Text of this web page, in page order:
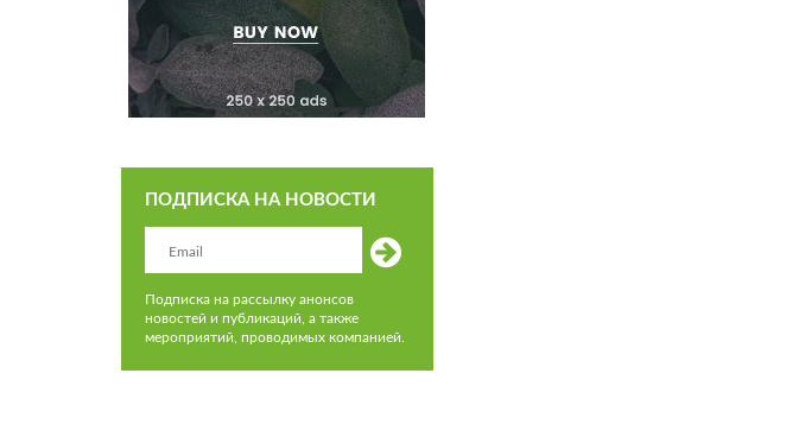
ПОДПИСКА НА НОВОСТИ
Подписка на рассылку анонсов
новостей и публикаций, а также
мероприятий, проводимых компанией.